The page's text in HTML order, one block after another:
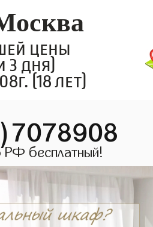
цены
3 дня)
(18 лет)
РФ бесплатный!